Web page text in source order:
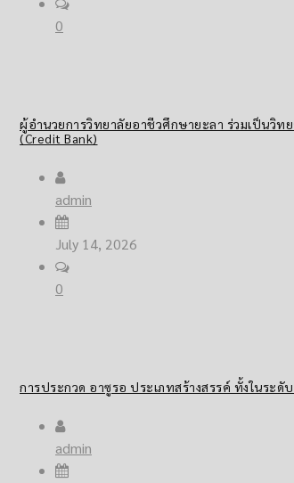
0
ผู้อำนวยการวิทยาลัยอาชีวศึกษายะลา ร่วมเป็นวิ
(Credit Bank)
admin
July 14, 2026
0
การประกวด อาซูรอ ประเภทสร้างสรรค์ ทั้งในระ
admin